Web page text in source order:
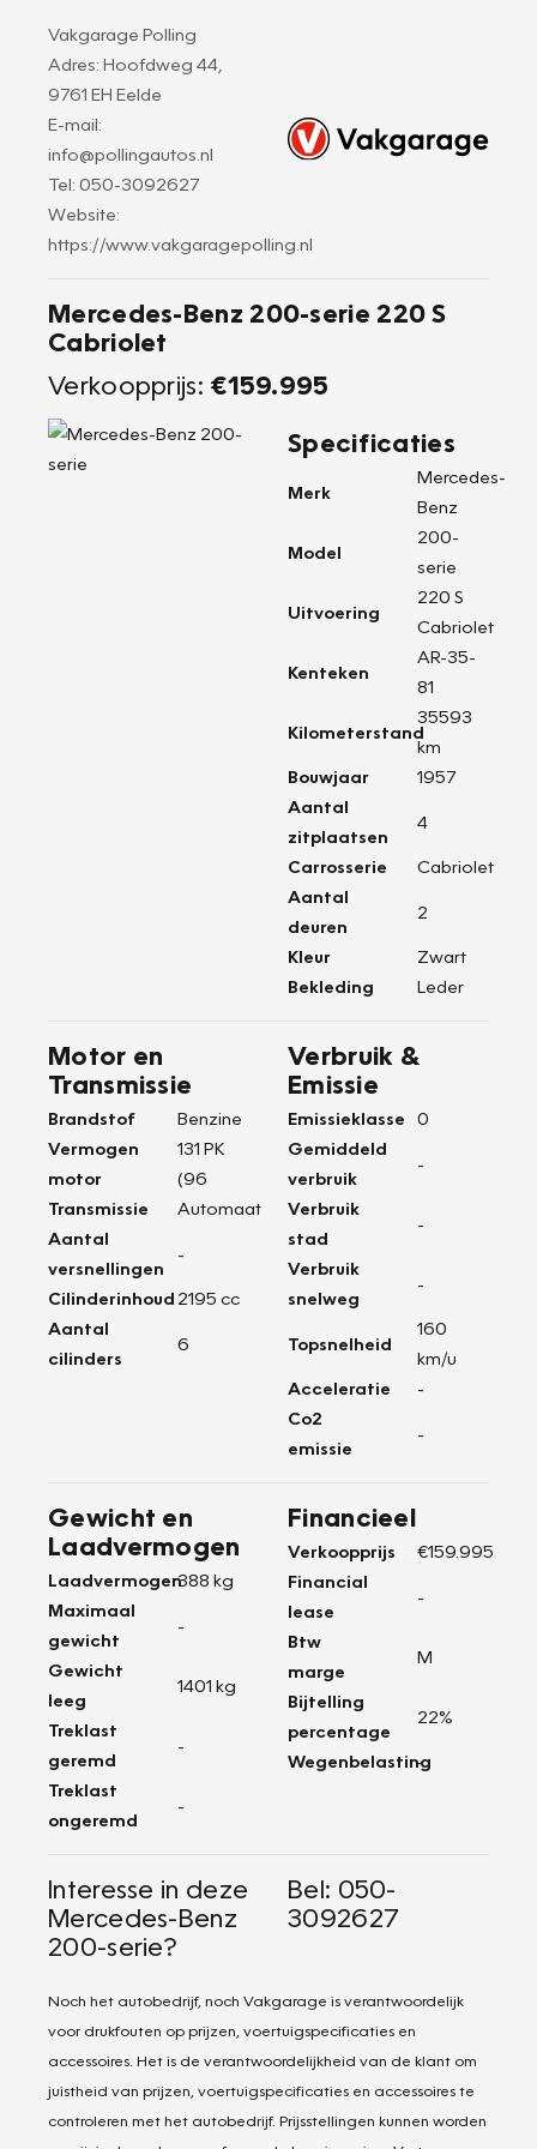
Vakgarage Polling
Adres: Hoofdweg 44,
9761 EH Eelde
E-mail:
info@pollingautos.nl
Tel: 050-3092627
Website:
https://www.vakgaragepolling.nl
Mercedes-Benz 200-serie 220 S
Cabriolet
Verkoopprijs: €159.995
Specificaties
Merk
Mercedes-
Benz
Model
200-
serie
Uitvoering
220 S
Cabriolet
Kenteken
AR-35-
81
Kilometerstand
35593
km
Bouwjaar
1957
Aantal
zitplaatsen
4
Carrosserie
Cabriolet
Aantal
deuren
2
Kleur
Zwart
Bekleding
Leder
Motor en
Transmissie
Brandstof
Benzine
Vermogen
motor
131 PK
(96
Transmissie
Automaat
Aantal
versnellingen
-
Cilinderinhoud 2195 cc
Aantal
cilinders
6
Verbruik &
Emissie
Emissieklasse
0
Gemiddeld
verbruik
-
Verbruik
stad
-
Verbruik
snelweg
-
Topsnelheid
160
km/u
Acceleratie
-
Co2
emissie
-
Gewicht en
Laadvermogen
Laadvermogen388 kg
Maximaal
gewicht
-
Gewicht
leeg
1401 kg
Treklast
geremd
-
Treklast
ongeremd
-
Financieel
Verkoopprijs
€159.995
Financial
lease
-
Btw
marge
M
Bijtelling
percentage
22%
Wegenbelasting
-
Interesse in deze
Mercedes-Benz
200-serie?
Bel: 050-
3092627
Noch het autobedrijf, noch Vakgarage is verantwoordelijk
voor drukfouten op prijzen, voertuigspecificaties en
accessoires. Het is de verantwoordelijkheid van de klant om
juistheid van prijzen, voertuigspecificaties en accessoires te
controleren met het autobedrijf. Prijsstellingen kunnen worden